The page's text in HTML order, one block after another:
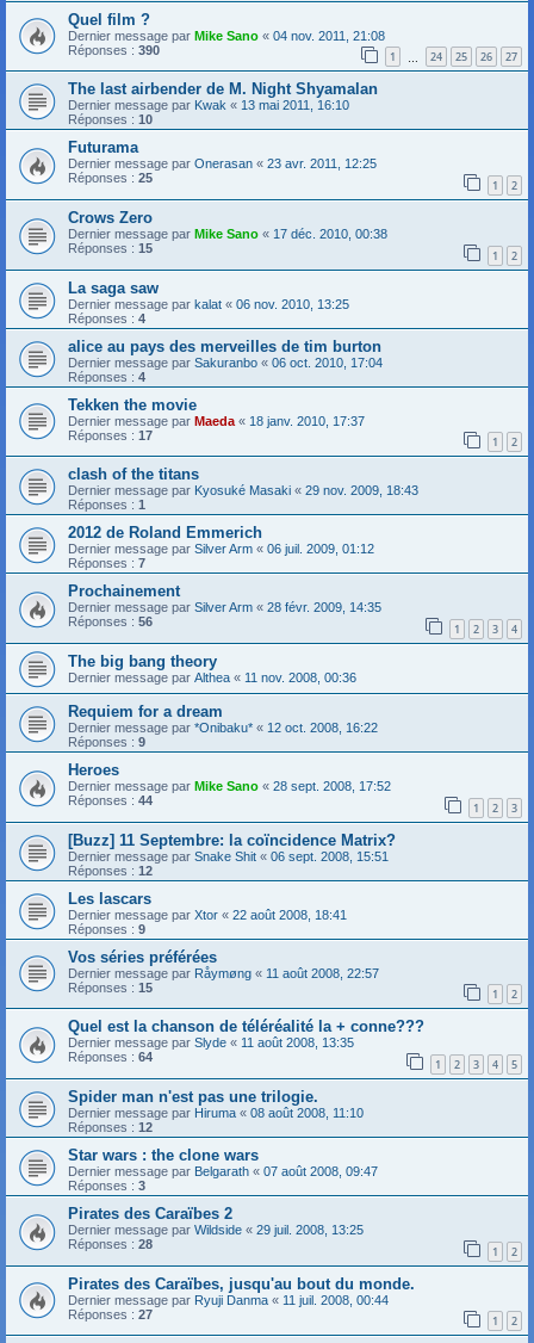
Quel film ?
Dernier message par Mike Sano « 04 nov. 2011, 21:08
Réponses : 390 1 24 25 26 27
The last airbender de M. Night Shyamalan
Dernier message par Kwak « 13 mai 2011, 16:10
Réponses : 10
Futurama
Dernier message par Onerasan « 23 avr. 2011, 12:25
Réponses : 25 1 2
Crows Zero
Dernier message par Mike Sano « 17 déc. 2010, 00:38
Réponses : 15 1 2
La saga saw
Dernier message par kalat « 06 nov. 2010, 13:25
Réponses : 4
alice au pays des merveilles de tim burton
Dernier message par Sakuranbo « 06 oct. 2010, 17:04
Réponses : 4
Tekken the movie
Dernier message par Maeda « 18 janv. 2010, 17:37
Réponses : 17 1 2
clash of the titans
Dernier message par Kyosuké Masaki « 29 nov. 2009, 18:43
Réponses : 1
2012 de Roland Emmerich
Dernier message par Silver Arm « 06 juil. 2009, 01:12
Réponses : 7
Prochainement
Dernier message par Silver Arm « 28 févr. 2009, 14:35
Réponses : 56 1 2 3 4
The big bang theory
Dernier message par Althea « 11 nov. 2008, 00:36
Requiem for a dream
Dernier message par *Onibaku* « 12 oct. 2008, 16:22
Réponses : 9
Heroes
Dernier message par Mike Sano « 28 sept. 2008, 17:52
Réponses : 44 1 2 3
[Buzz] 11 Septembre: la coïncidence Matrix?
Dernier message par Snake Shit « 06 sept. 2008, 15:51
Réponses : 12
Les lascars
Dernier message par Xtor « 22 août 2008, 18:41
Réponses : 9
Vos séries préférées
Dernier message par Råymøng « 11 août 2008, 22:57
Réponses : 15 1 2
Quel est la chanson de téléréalité la + conne???
Dernier message par Slyde « 11 août 2008, 13:35
Réponses : 64 1 2 3 4 5
Spider man n'est pas une trilogie.
Dernier message par Hiruma « 08 août 2008, 11:10
Réponses : 12
Star wars : the clone wars
Dernier message par Belgarath « 07 août 2008, 09:47
Réponses : 3
Pirates des Caraïbes 2
Dernier message par Wildside « 29 juil. 2008, 13:25
Réponses : 28 1 2
Pirates des Caraïbes, jusqu'au bout du monde.
Dernier message par Ryuji Danma « 11 juil. 2008, 00:44
Réponses : 27 1 2